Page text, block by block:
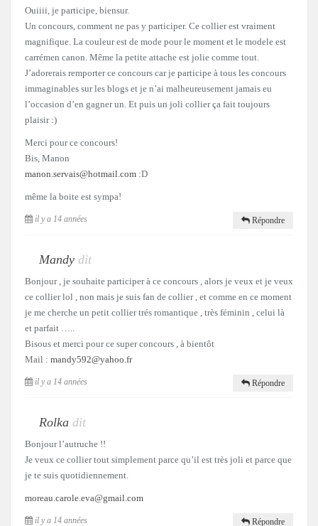
Ouiiii, je participe, biensur.
Un concours, comment ne pas y participer. Ce collier est vraiment
magnifique. La couleur est de mode pour le moment et le modele est
carrémen canon. Même la petite attache est jolie comme tout.
J’adorerais remporter ce concours car je participe à tous les concours
immaginables sur les blogs et je n’ai malheureusement jamais eu
l’occasion d’en gagner un. Et puis un joli collier ça fait toujours
plaisir :)
Merci pour ce concours!
Bis, Manon
manon.servais@hotmail.com :D
même la boite est sympa!
il y a 14 années Répondre
Mandy dit
Bonjour , je souhaite participer à ce concours , alors je veux et je veux
ce collier lol , non mais je suis fan de collier , et comme en ce moment
je me cherche un petit collier trés romantique , très féminin , celui là
et parfait …..
Bisous et merci pour ce super concours , à bientôt
Mail : mandy592@yahoo.fr
il y a 14 années Répondre
Rolka dit
Bonjour l’autruche !!
Je veux ce collier tout simplement parce qu’il est très joli et parce que
je te suis quotidiennement.
moreau.carole.eva@gmail.com
il y a 14 années Répondre